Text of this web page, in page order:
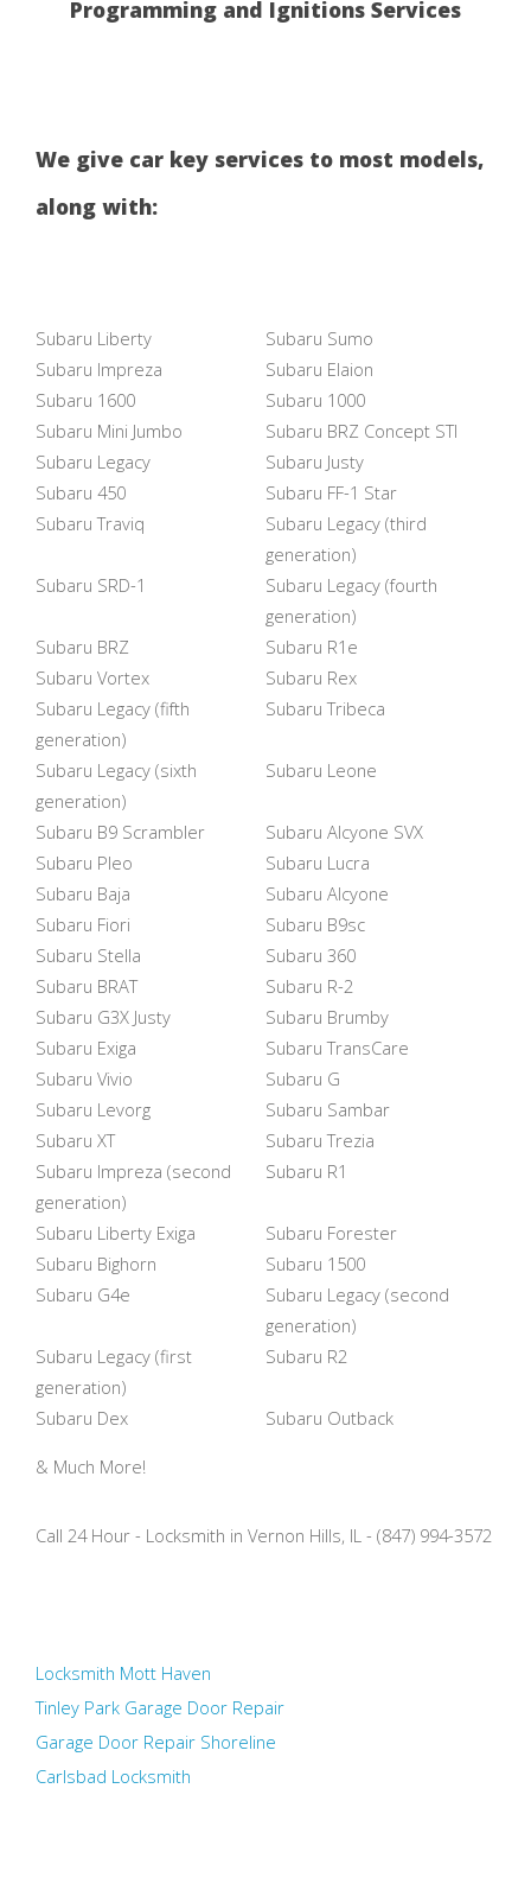
Programming and Ignitions Services
We give car key services to most models,
along with:
Subaru Liberty
Subaru Sumo
Subaru Impreza
Subaru Elaion
Subaru 1600
Subaru 1000
Subaru Mini Jumbo
Subaru BRZ Concept STI
Subaru Legacy
Subaru Justy
Subaru 450
Subaru FF-1 Star
Subaru Traviq
Subaru Legacy (third
generation)
Subaru SRD-1
Subaru Legacy (fourth
generation)
Subaru BRZ
Subaru R1e
Subaru Vortex
Subaru Rex
Subaru Legacy (fifth
generation)
Subaru Tribeca
Subaru Legacy (sixth
generation)
Subaru Leone
Subaru B9 Scrambler
Subaru Alcyone SVX
Subaru Pleo
Subaru Lucra
Subaru Baja
Subaru Alcyone
Subaru Fiori
Subaru B9sc
Subaru Stella
Subaru 360
Subaru BRAT
Subaru R-2
Subaru G3X Justy
Subaru Brumby
Subaru Exiga
Subaru TransCare
Subaru Vivio
Subaru G
Subaru Levorg
Subaru Sambar
Subaru XT
Subaru Trezia
Subaru Impreza (second
generation)
Subaru R1
Subaru Liberty Exiga
Subaru Forester
Subaru Bighorn
Subaru 1500
Subaru G4e
Subaru Legacy (second
generation)
Subaru Legacy (first
generation)
Subaru R2
Subaru Dex Subaru Outback
& Much More!
Call 24 Hour - Locksmith in Vernon Hills, IL - (847) 994-3572
Locksmith Mott Haven
Tinley Park Garage Door Repair
Garage Door Repair Shoreline
Carlsbad Locksmith